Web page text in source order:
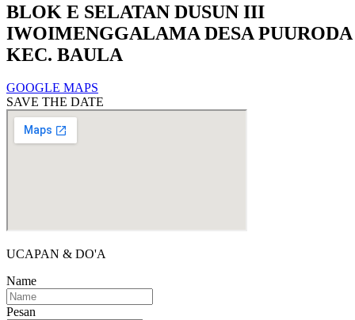
BLOK E SELATAN DUSUN III
IWOIMENGGALAMA DESA PUURODA
KEC. BAULA
GOOGLE MAPS
SAVE THE DATE
UCAPAN & DO'A
Name
Pesan